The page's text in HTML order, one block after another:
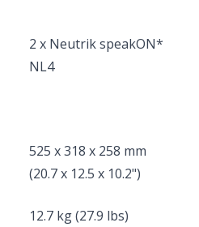
2 x Neutrik speakON*
NL4
525 x 318 x 258 mm
(20.7 x 12.5 x 10.2")
12.7 kg (27.9 lbs)